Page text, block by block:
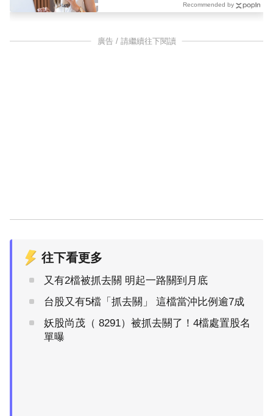
Recommended by
廣告 / 請繼續往下閱讀
往下看更多
又有2檔被抓去關 明起一路關到月底
台股又有5檔「抓去關」 這檔當沖比例逾7成
妖股尚茂（ 8291）被抓去關了！4檔處置股名
單曝